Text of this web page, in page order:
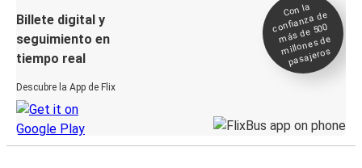
Billete digital y
seguimiento en
tiempo real
Descubre la App de Flix
Con la
confianza de
más de 500
millones de
pasajeros